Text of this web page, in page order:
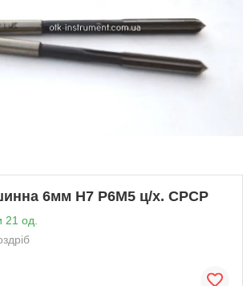
6мм Н7 Р6М5 ц/х. СРСР
21 од.